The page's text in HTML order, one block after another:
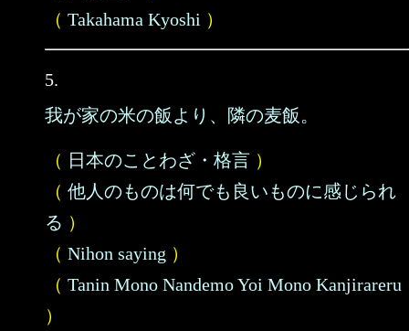
（ Takahama Kyoshi ）
5.
我が家の米の飯より、隣の麦飯。
（ 日本のことわざ・格言 ）
（ 他人のものは何でも良いものに感じられ
る ）
（ Nihon saying ）
（ Tanin Mono Nandemo Yoi Mono Kanjirareru
）